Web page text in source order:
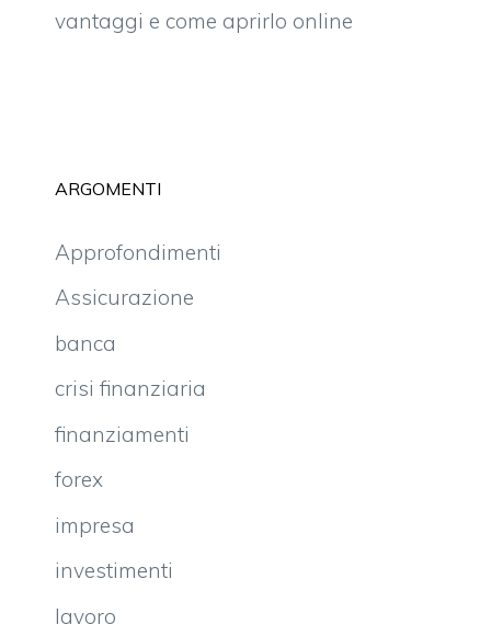
vantaggi e come aprirlo online
ARGOMENTI
Approfondimenti
Assicurazione
banca
crisi finanziaria
finanziamenti
forex
impresa
investimenti
lavoro